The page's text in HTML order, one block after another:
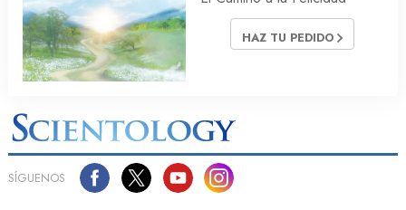
HAZ TU PEDIDO
SÍGUENOS